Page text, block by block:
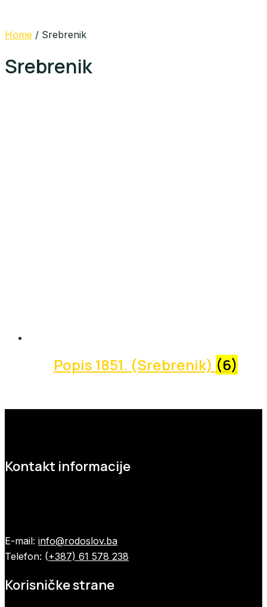
Home / Srebrenik
Srebrenik
Popis 1851. (Srebrenik) (6)
Kontakt informacije
E-mail: info@rodoslov.ba
Telefon: (+387) 61 578 238
Korisničke strane